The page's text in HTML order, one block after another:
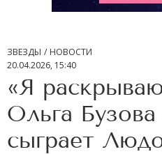
ЗВЕЗДЫ
НОВОСТИ
20.04.2026, 15:40
«Я
Ольга Бузова
сыграет